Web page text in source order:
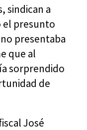
sindican a
el presunto
presentaba
que al
sorprendido
de
José